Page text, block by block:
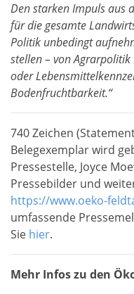
Den starken Impuls aus
für die gesamte
Politik unbedingt
stellen – von
oder
Bodenfruchtbarkeit.“
740 Zeichen
Belegexemplar wird
Pressestelle, Joyce
Pressebilder und
https://www.oeko-
umfassende
Sie hier.
Mehr Infos zu den